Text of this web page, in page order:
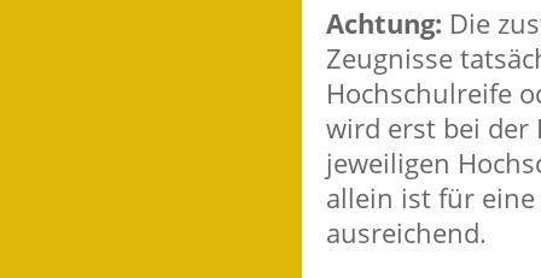
Achtung: Die
Zeugnisse
Hochschulreife
wird erst bei der
jeweiligen
allein ist für
ausreichend.